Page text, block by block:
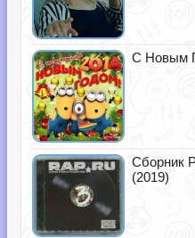
С Новым
Сборник
(2019)